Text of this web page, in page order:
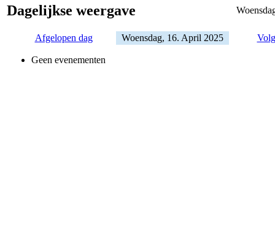
Dagelijkse weergave
Afgelopen dag Woensdag, 16. April 2025
Geen evenementen